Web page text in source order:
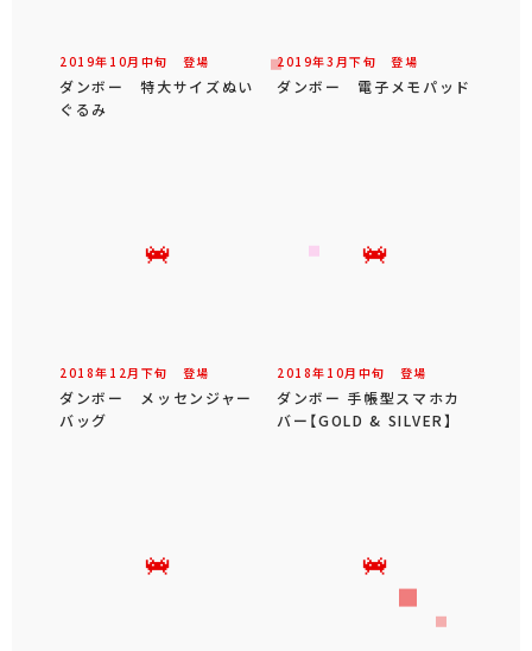
2019年 10月 中旬 登場
ダンボー 特大サイズぬい
ぐるみ
2019年3 月下旬 登場
ダンボー 電子メモパッド
2018年 12 月 下旬 登場
ダンボー メッセンジャー
バッグ
2018年 10月 中旬 登場
ダンボー 手帳型スマホカ
バー【GOLD & SILVER】